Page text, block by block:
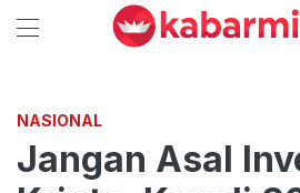
NASIONAL
Jangan Asal